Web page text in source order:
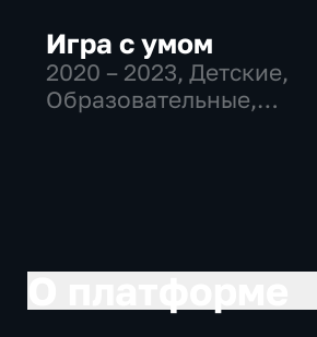
Игра с умом
2020 – 2023, Детские,
Образовательные,